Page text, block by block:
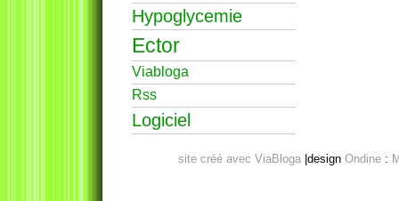
Hypoglycemie
Ector
Viabloga
Rss
Logiciel
site créé avec ViaBloga|design Ondine: